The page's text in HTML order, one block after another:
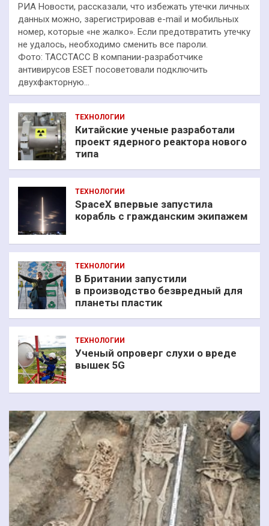
РИА Новости, рассказали, что избежать утечки личных
данных можно, зарегистрировав e-mail и мобильных
номер, которые «не жалко». Если предотвратить утечку
не удалось, необходимо сменить все пароли.
Фото: ТАССТАСС В компании-разработчике
антивирусов ESET посоветовали подключить
двухфакторную…
ТЕХНОЛОГИИ
Китайские ученые разработали
проект ядерного реактора нового
типа
ТЕХНОЛОГИИ
SpaceX впервые запустила
корабль с гражданским экипажем
ТЕХНОЛОГИИ
В Британии запустили
в производство безвредный для
планеты пластик
ТЕХНОЛОГИИ
Ученый опроверг слухи о вреде
вышек 5G